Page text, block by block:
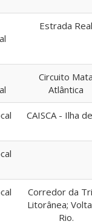
Estrada Real
Circuito
Atlântica
CAISCA - Ilha
Corredor da
Litorânea;
Rio.